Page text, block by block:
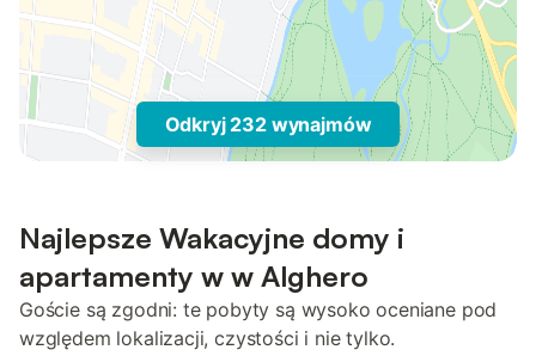
Odkryj 232 wynajmów
Najlepsze Wakacyjne domy i
apartamenty w w Alghero
Goście są zgodni: te pobyty są wysoko oceniane pod
względem lokalizacji, czystości i nie tylko.